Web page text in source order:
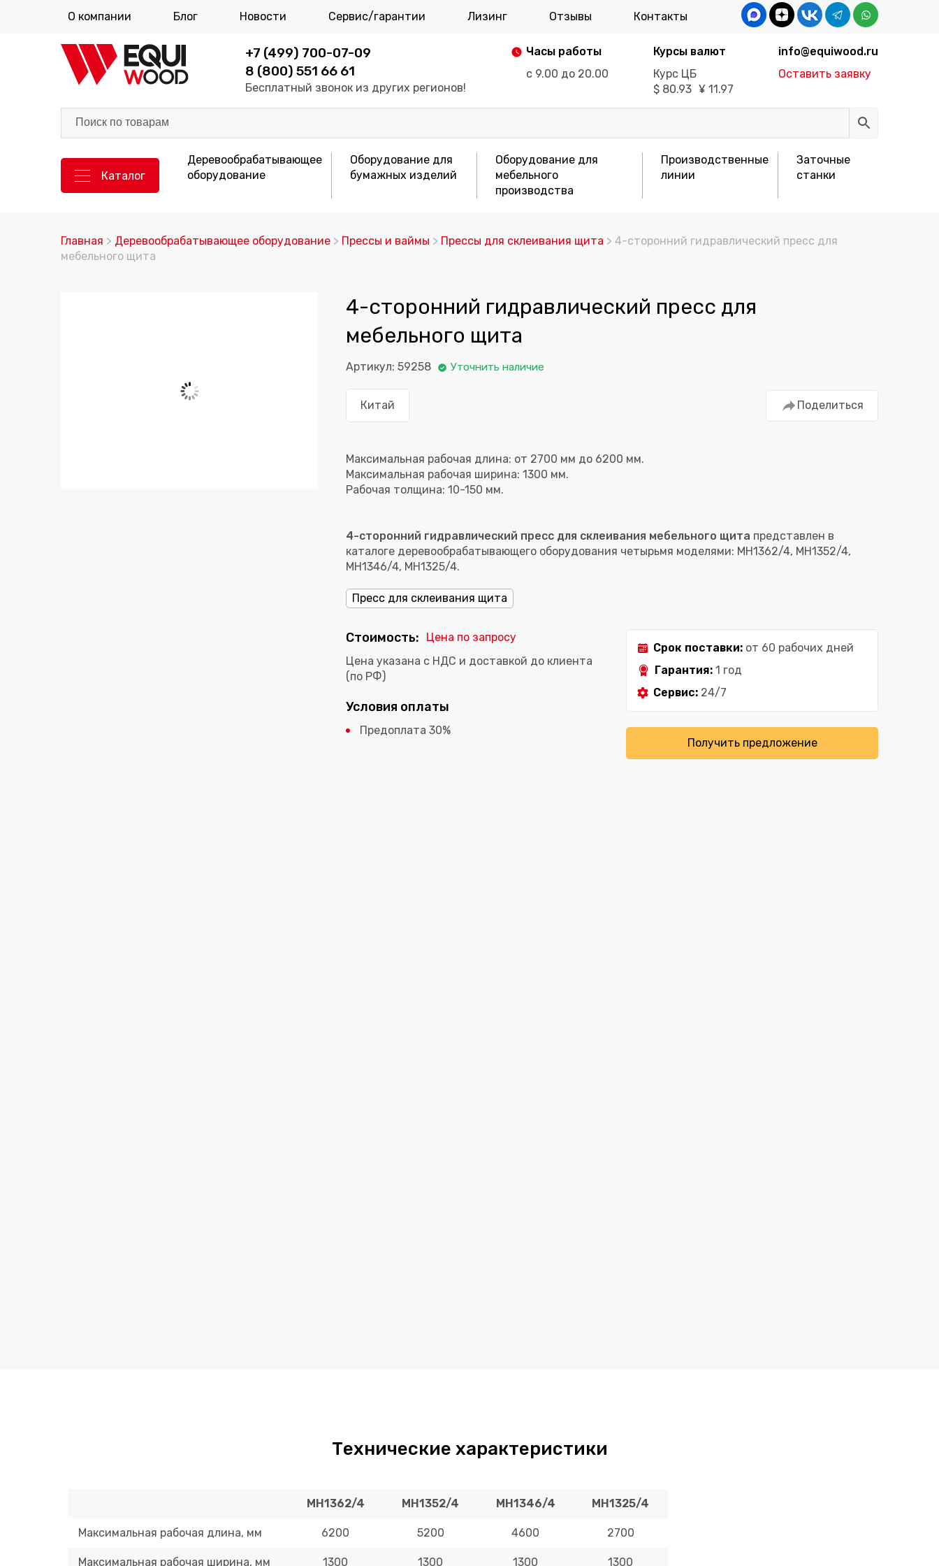
О компании Блог Новости Сервис/гарантии Лизинг Отзывы Контакты
+7 (499) 700-07-09
8 (800) 551 66 61
Бесплатный звонок из других регионов!
Часы работы
с 9.00 до 20.00
Курсы валют
Курс ЦБ
$ 80.93 ¥ 11.97
info@equiwood.ru
Оставить заявку
Каталог
Деревообрабатывающее
оборудование
Оборудование для
бумажных изделий
Оборудование для
мебельного
производства
Производственные
линии
Заточные
станки
Главная > Деревообрабатывающее оборудование > Прессы и ваймы > Прессы для склеивания щита > 4-сторонний гидравлический пресс для
мебельного щита
4-сторонний гидравлический пресс для
мебельного щита
Артикул: 59258 Уточнить наличие
Китай Поделиться
Максимальная рабочая длина: от 2700 мм до 6200 мм.
Максимальная рабочая ширина: 1300 мм.
4-сторонний гидравлический пресс для склеивания мебельного щита представлен в
каталоге деревообрабатывающего оборудования четырьмя моделями: MH1362/4, MH1352/4,
MH1346/4, MH1325/4.
Пресс для склеивания щита
Стоимость:
Цена по запросу
Цена указана с НДС и доставкой до клиента
(по РФ)
Условия оплаты
Предоплата 30%
Срок поставки: от 60 рабочих дней
Гарантия: 1 год
Сервис: 24/7
Получить предложение
Технические характеристики
MH1362/4 MH1352/4 MH1346/4 MH1325/4
Максимальная рабочая длина, мм 6200 5200 4600 2700
Максимальная рабочая ширина, мм 1300 1300 1300 1300